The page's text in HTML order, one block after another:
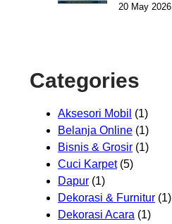
20 May 2026
Categories
Aksesori Mobil (1)
Belanja Online (1)
Bisnis & Grosir (1)
Cuci Karpet(5)
Dapur (1)
Dekorasi & Furnitur (1)
Dekorasi Acara (1)